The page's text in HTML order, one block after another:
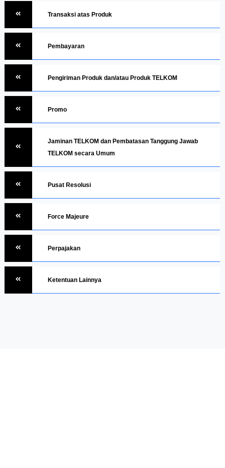
Transaksi atas Produk
Pembayaran
Pengiriman Produk dan/atau Produk TELKOM
Promo
Jaminan TELKOM dan Pembatasan Tanggung Jawab
TELKOM secara Umum
Pusat Resolusi
Force Majeure
Perpajakan
Ketentuan Lainnya